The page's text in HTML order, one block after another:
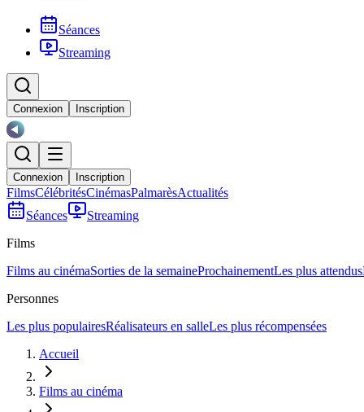
Séances
Streaming
Connexion Inscription
Connexion Inscription
FilmsCélébritésCinémasPalmarèsActualités
Séances
Streaming
Films
Films au cinémaSorties de la semaineProchainementLes plus attendus
Personnes
Les plus populairesRéalisateurs en salleLes plus récompensées
Accueil
Films au cinéma